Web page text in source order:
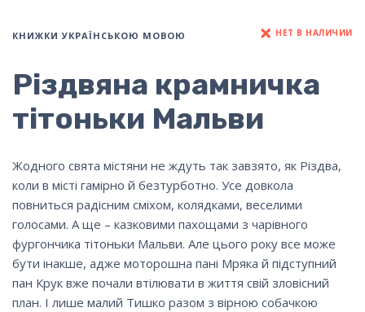
КНИЖКИ УКРАЇНСЬКОЮ МОВОЮ НЕТ В НАЛИЧИИ
Різдвяна крамничка
тітоньки Мальви
Жодного свята містяни не ждуть так завзято, як Різдва,
коли в місті гамірно й безтурботно. Усе довкола
повниться радісним сміхом, колядками, веселими
голосами. А ще – казковими пахощами з чарівного
фургончика тітоньки Мальви. Але цього року все може
бути інакше, адже моторошна пані Мряка й підступний
пан Крук вже почали втілювати в життя свій зловісний
план. І лише малий Тишко разом з вірною собачкою